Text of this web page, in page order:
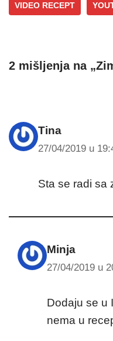
VIDEO RECEPT
2 mišljenja na
Tina
27/04/2019 u
Sta se radi sa
Minja
27/04/2019 u
Dodaju se u
nema u